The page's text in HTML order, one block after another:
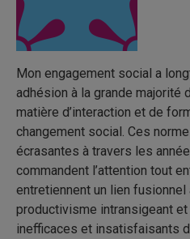
Mon engagement social a
adhésion à la grande majorité
matière d’interaction et de
changement social. Ces
écrasantes à travers les
commandent l’attention tout
entretiennent un lien fusionnel
productivisme intransigeant
inefficaces et insatisfaisants